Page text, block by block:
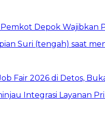
Pemkot Depok
Fair 2026 di Detos,